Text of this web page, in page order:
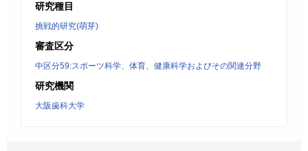
研究種目
挑戦的研究(萌芽)
審査区分
中区分59:スポーツ科学、体育、健康科学およびその関連分野
研究機関
大阪歯科大学